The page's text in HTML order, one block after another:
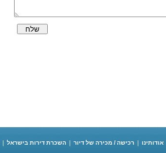
שלח
אודותינו רכישה / מכירה של דיור השכרת דירות בישראל